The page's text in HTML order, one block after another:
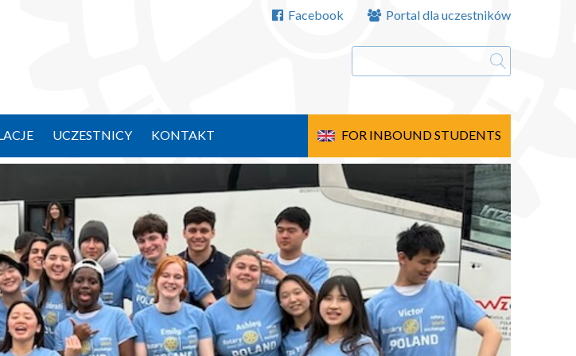
Facebook Portal dla uczestników
UCZESTNICY KONTAKT FOR INBOUND STUDENTS